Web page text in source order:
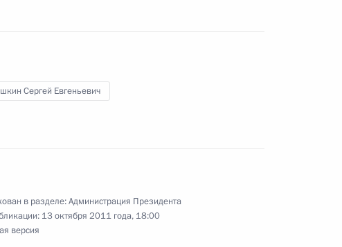
Сергей Евгеньевич
в разделе:Администрация Президента
13 октября 2011 года, 18:00
версия